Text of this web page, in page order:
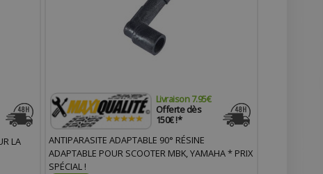
LA
Livraison 7.95€
Offerte dès
150€ !*
ANTIPARASITE ADAPTABLE 90° RÉSINE
ADAPTABLE POUR SCOOTER MBK, YAMAHA * PRIX
SPÉCIAL !